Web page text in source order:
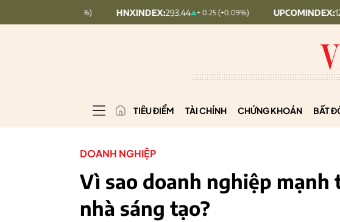
HNXINDEX: 293.44 + 0.25 (+0.09%) UPCOMINDEX:126.99 +
TIÊU ĐIỂM TÀI CHÍNH CHỨNG KHOÁN BẤT
DOANH NGHIỆP
Vì sao doanh nghiệp mạnh
nhà sáng tạo?